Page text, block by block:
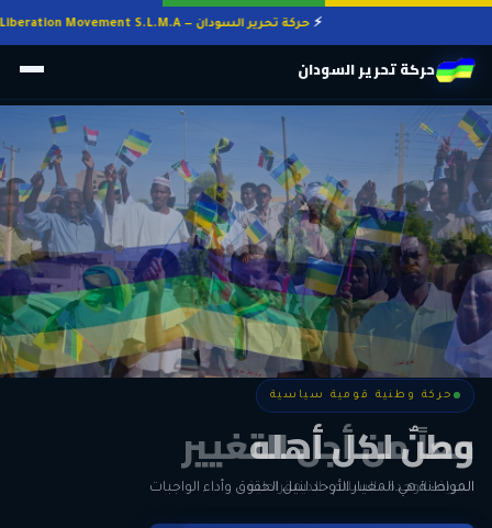
حركة تحرير السودان — Sudan Liberation Movement S.L.M.A
حركة تحرير السودان
حركة وطنية قومية سياسية
وطنٌ لكل أهله
المواطنة هي المعيار الأوحد لنيل الحقوق وأداء الواجبات
حركة وطنية قومية سياسية
معاً من أجل التغيير
الحرية • الوحدة • السلام • الديمقراطية